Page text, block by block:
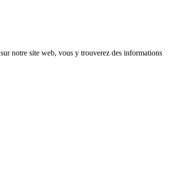
sur notre site web, vous y trouverez des informations